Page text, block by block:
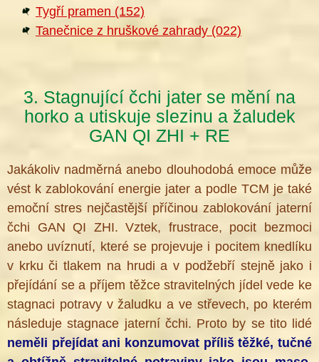
Tygří pramen (152)
Tanečnice z hruškové zahrady (022)
3. Stagnující čchi jater se mění na
horko a utiskuje slezinu a žaludek
GAN QI ZHI + RE
Jakákoliv nadměrná anebo dlouhodobá emoce může
vést k zablokování energie jater a podle TCM je také
emoční stres nejčastější příčinou zablokování jaterní
čchi GAN QI ZHI. Vztek, frustrace, pocit bezmoci
anebo uvíznutí, které se projevuje i pocitem knedlíku
v krku či tlakem na hrudi a v podžebří stejně jako i
přejídání se a příjem těžce stravitelných jídel vede ke
stagnaci potravy v žaludku a ve střevech, po kterém
následuje stagnace jaterní čchi. Proto by se tito lidé
neměli přejídat ani konzumovat příliš těžké, tučné